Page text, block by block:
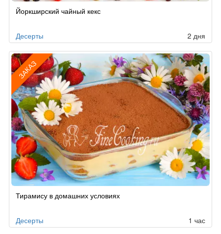
Рецепт
поЙоркширский чайный кекс
Десерты 2 дня
ЗАКАЗ
по
Тирамису в домашних условиях
Десерты 1 час